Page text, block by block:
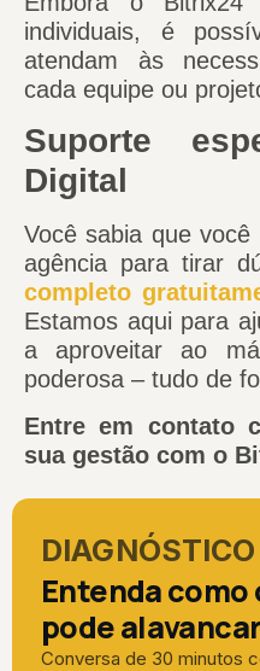
individuais, é
atendam às
cada equipe ou
Suporte
Digital
Você sabia que
agência para tirar
completo
Estamos aqui para
a aproveitar ao
poderosa – tudo de
Entre em contato
sua gestão com o
Entenda como
pode
Conversa de 30 minutos